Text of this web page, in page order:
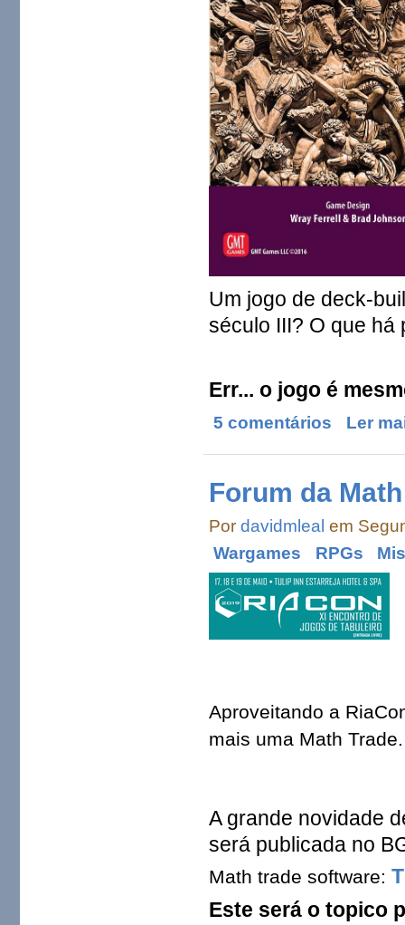
Um jogo de deck-
século III? O que há
Err... o jogo é
5 comentários Ler
Forum da
Pordavidmleal em
Wargames
RPGs
Aproveitando a
mais uma Math Trade.
A grande novidade
será publicada no
Math trade software:
Este será o topico